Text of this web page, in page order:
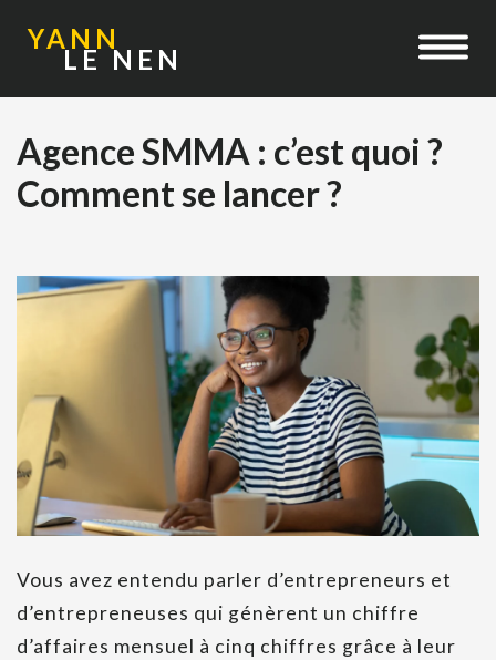
YANN
LE NEN
Agence SMMA : c’est quoi ?
Comment se lancer ?
Vous avez entendu parler d’entrepreneurs et
d’entrepreneuses qui génèrent un chiffre
d’affaires mensuel à cinq chiffres grâce à leur